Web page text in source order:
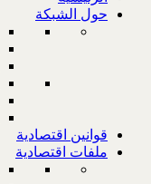
حول الشبكة
قوانين اقتصادية
ملفات اقتصادية